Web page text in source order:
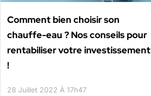
Comment bien choisir son
chauffe-eau ? Nos conseils pour
rentabiliser votre investissement
!
28 Juillet 2022 À 17h47